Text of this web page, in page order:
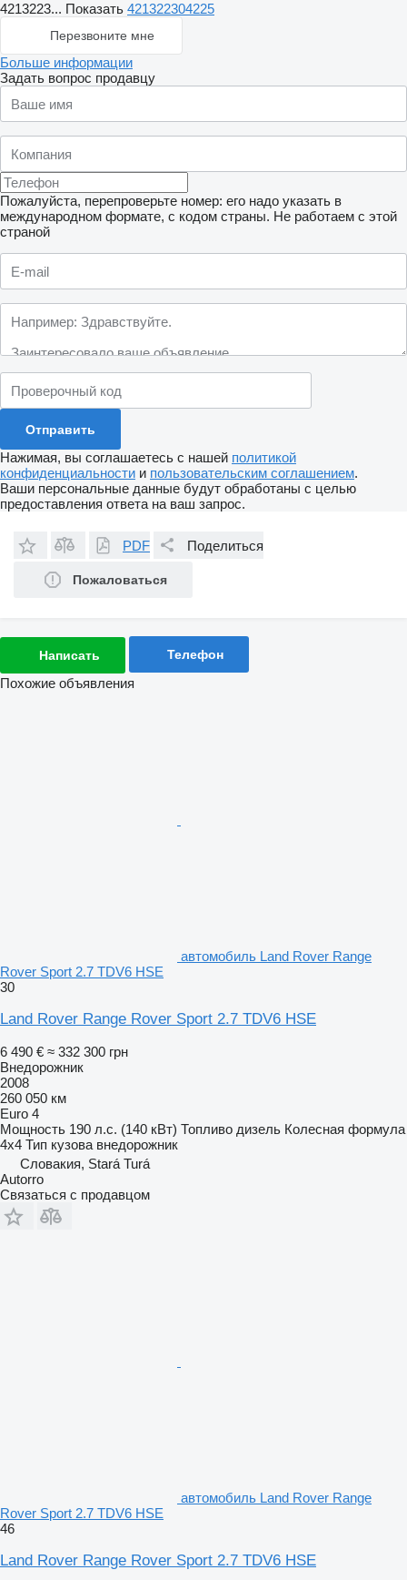
4213223... Показать 421322304225
Перезвоните мне
Больше информации
Задать вопрос продавцу
Пожалуйста, перепроверьте номер: его надо указать в
международном формате, с кодом страны. Не работаем с этой
страной
Нажимая, вы соглашаетесь с нашей политикой
конфиденциальности и пользовательским соглашением.
Ваши персональные данные будут обработаны с целью
предоставления ответа на ваш запрос.
PDF Поделиться
Пожаловаться
Написать Телефон
Похожие объявления
автомобиль Land Rover Range
Rover Sport 2.7 TDV6 HSE
30
Land Rover Range Rover Sport 2.7 TDV6 HSE
6 490 € ≈ 332 300 грн
Внедорожник
2008
260 050 км
Euro 4
Мощность 190 л.с. (140 кВт) Топливо дизель Колесная формула
4x4 Тип кузова внедорожник
Словакия, Stará Turá
Autorro
Связаться с продавцом
автомобиль Land Rover Range
Rover Sport 2.7 TDV6 HSE
46
Land Rover Range Rover Sport 2.7 TDV6 HSE